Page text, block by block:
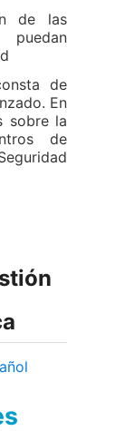
de las
de
En
sobre la
de